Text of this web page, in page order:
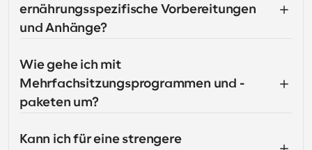
ernährungsspezifische Vorbereitungen
und Anhänge?
Wie gehe ich mit
Mehrfachsitzungsprogrammen und -
paketen um?
Kann ich für eine strengere